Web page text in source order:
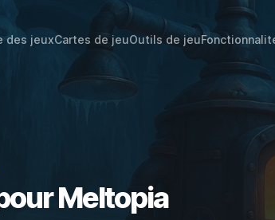
des jeuxCartes de jeuOutils de jeu
Meltopia